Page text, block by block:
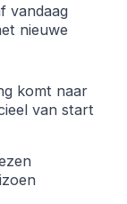
vandaag
nieuwe
komt naar
van start